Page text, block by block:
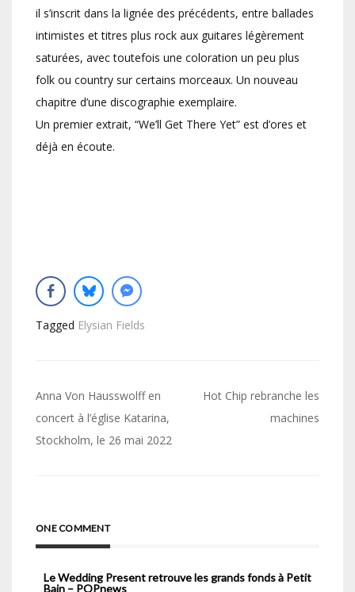
il s’inscrit dans la lignée des précédents, entre ballades
intimistes et titres plus rock aux guitares légèrement
saturées, avec toutefois une coloration un peu plus
folk ou country sur certains morceaux. Un nouveau
chapitre d’une discographie exemplaire.
Un premier extrait, “We’ll Get There Yet” est d’ores et
déjà en écoute.
Tagged Elysian Fields
Navigation
de
l’article
Anna Von Hausswolff en
concert à l’église Katarina,
Stockholm, le 26 mai 2022
Hot Chip rebranche les
machines
ONE COMMENT
Le Wedding Present retrouve les grands fonds à Petit
Bain – POPnews